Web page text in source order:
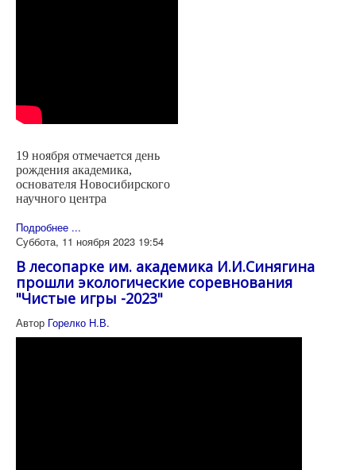
19 ноября отмечается день
рождения академика,
основателя Новосибирского
научного центра
Подробнее ...
Суббота, 11 ноября 2023 19:54
В лесопарке им. академика И.И.Синягина
прошли экологические соревнования
"Чистые игры -2023"
Автор Горелко Н.В.